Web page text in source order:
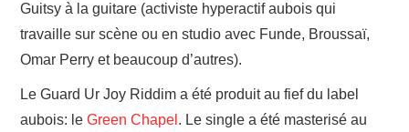
Guitsy à la guitare (activiste hyperactif aubois qui
travaille sur scène ou en studio avec Funde, Broussaï,
Omar Perry et beaucoup d’autres).
Le Guard Ur Joy Riddim a été produit au fief du label
aubois: leGreen Chapel . Le single a été masterisé au